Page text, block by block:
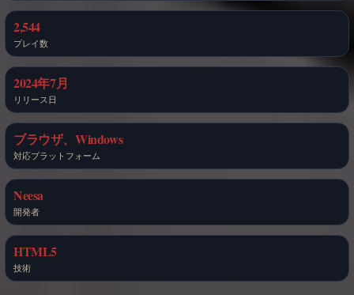
2,544
プレイ数
2024年7月
リリース日
ブラウザ、Windows
対応プラットフォーム
Neesa
開発者
HTML5
技術